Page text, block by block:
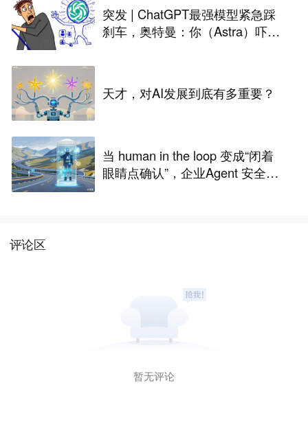
突发 | ChatGPT最强模型紧急踩
刹车，奥特曼：你（Astra）吓到
天才，对AI发展到底有多重要？
当 human in the loop 变成“闭着
眼睛点确认”，企业Agent 安全还
评论区
暂无评论